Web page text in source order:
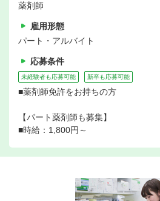
薬剤師
雇用形態
パート・アルバイト
応募条件
未経験者も応募可能 新卒も応募可能
■薬剤師免許をお持ちの方
【パート薬剤師も募集】
■時給：1,800円～